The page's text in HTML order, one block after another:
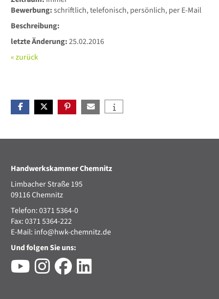
Bewerbung:schriftlich, telefonisch, persönlich, per E-Mail
Beschreibung:
letzte Änderung:25.02.2016
« zurück
Handwerkskammer Chemnitz
Limbacher Straße 195
09116 Chemnitz
Telefon: 0371 5364-0
Fax: 0371 5364-222
E-Mail: info@hwk-chemnitz.de
Und folgen Sie uns: